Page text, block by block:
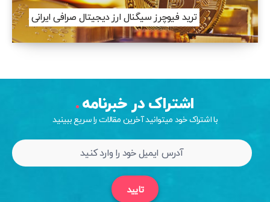
ترید فیوچرز سیگنال ارز دیجیتال صرافی ایرانی
اشتراک در خبرنامه
با اشتراک خود میتوانید آخرین مقالات را سریع ببینید
تایید